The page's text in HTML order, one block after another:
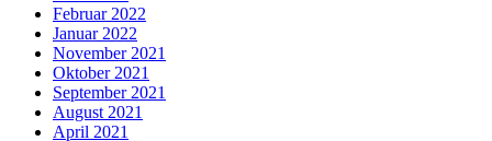
Februar 2022
Januar 2022
November 2021
Oktober 2021
September 2021
August 2021
April 2021